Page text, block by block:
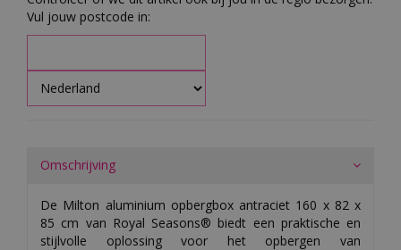
Vul jouw postcode in:
Omschrijving
De Milton aluminium opbergbox antraciet 160 x 82 x
85 cm van Royal Seasons® biedt een praktische en
stijlvolle oplossing voor het opbergen van